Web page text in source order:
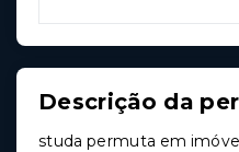
Descrição da
studa permuta em